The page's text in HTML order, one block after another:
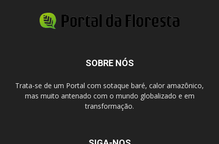
SOBRE NÓS
Trata-se de um Portal com sotaque baré, calor amazônico,
mas muito antenado com o mundo globalizado e em
transformação.